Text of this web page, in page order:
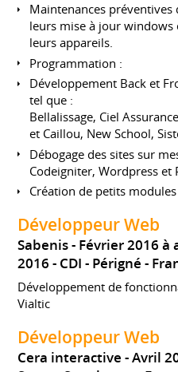
Maintenances
leurs mise à jour
leurs appareils.
Programmation :
Développement Back et
tel que :
Bellalissage, Ciel
et Caillou, New School,
Débogage des sites sur
Codeigniter, Wordpress et
Création de petits
Développeur Web
Sabenis
Février 2016 à
2016 CDI Périgné
Développement de
Vialtic
Développeur Web
Cera interactive
Avril